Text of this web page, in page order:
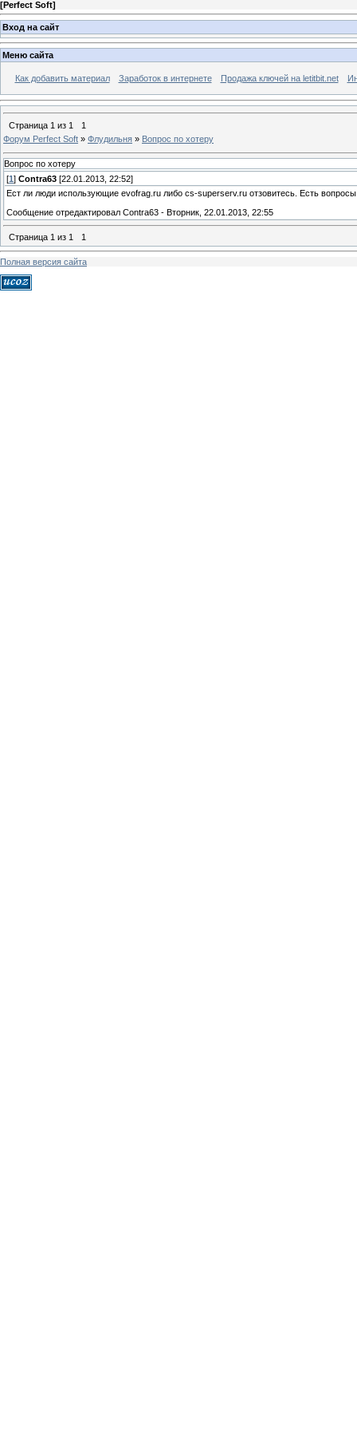
[Perfect Soft]
Вход на сайт
Меню сайта
Как добавить материал Заработок в интернете Продажа ключей на letitbit.net
Страница 1 из 1
1
Форум Perfect Soft » Флудильня » Вопрос по хотеру
Вопрос по хотеру
[1 ] Contra63 [22.01.2013, 22:52]
Ест ли люди использующие evofrag.ru либо cs-superserv.ru отзовитесь. Есть
Сообщение отредактировал Contra63 - Вторник, 22.01.2013, 22:55
Страница 1 из 1 1
Полная версия сайта